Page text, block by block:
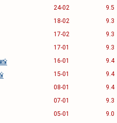
24-02 9.5
18-02 9.3
17-02 9.3
17-01 9.3
16-01 9.4
15-01 9.4
08-01 9.4
07-01 9.3
05-01 9.0